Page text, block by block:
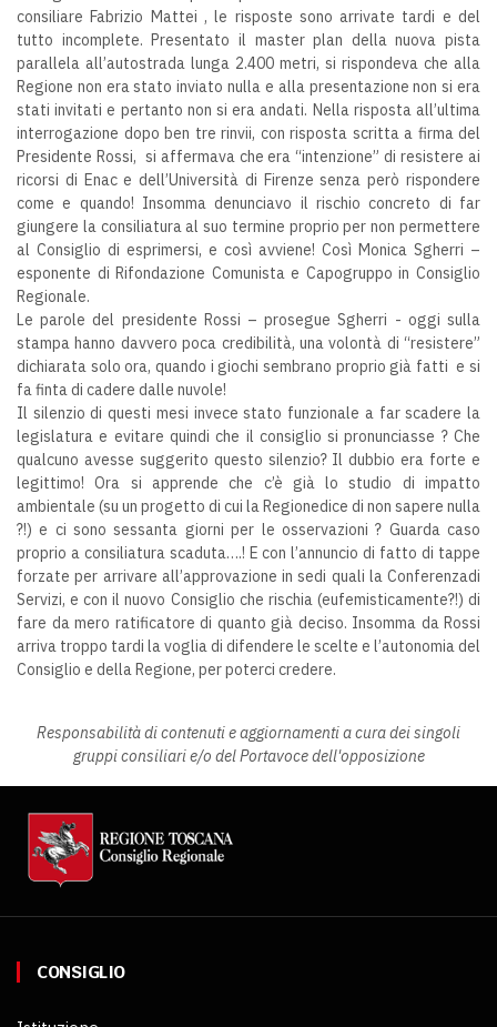
consiliare Fabrizio Mattei , le risposte sono arrivate tardi e del
tutto incomplete. Presentato il master plan della nuova pista
parallela all’autostrada lunga 2.400 metri, si rispondeva che alla
Regione non era stato inviato nulla e alla presentazione non si era
stati invitati e pertanto non si era andati. Nella risposta all’ultima
interrogazione dopo ben tre rinvii, con risposta scritta a firma del
Presidente Rossi, si affermava che era “intenzione” di resistere ai
ricorsi di Enac e dell’Università di Firenze senza però rispondere
come e quando! Insomma denunciavo il rischio concreto di far
giungere la consiliatura al suo termine proprio per non permettere
al Consiglio di esprimersi, e così avviene! Così Monica Sgherri –
esponente di Rifondazione Comunista e Capogruppo in Consiglio
Regionale.
Le parole del presidente Rossi – prosegue Sgherri - oggi sulla
stampa hanno davvero poca credibilità, una volontà di “resistere”
dichiarata solo ora, quando i giochi sembrano proprio già fatti e si
fa finta di cadere dalle nuvole!
Il silenzio di questi mesi invece stato funzionale a far scadere la
legislatura e evitare quindi che il consiglio si pronunciasse ? Che
qualcuno avesse suggerito questo silenzio? Il dubbio era forte e
legittimo! Ora si apprende che c’è già lo studio di impatto
ambientale (su un progetto di cui la Regionedice di non sapere nulla
?!) e ci sono sessanta giorni per le osservazioni ? Guarda caso
proprio a consiliatura scaduta….! E con l’annuncio di fatto di tappe
forzate per arrivare all’approvazione in sedi quali la Conferenzadi
Servizi, e con il nuovo Consiglio che rischia (eufemisticamente?!) di
fare da mero ratificatore di quanto già deciso. Insomma da Rossi
arriva troppo tardi la voglia di difendere le scelte e l’autonomia del
Consiglio e della Regione, per poterci credere.
Responsabilità di contenuti e aggiornamenti a cura dei singoli
gruppi consiliari e/o del Portavoce dell'opposizione
CONSIGLIO